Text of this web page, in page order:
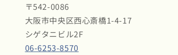
〒542-0086
大阪市中央区西心斎橋1-4-17
シゲタニビル2F
06-6253-8570